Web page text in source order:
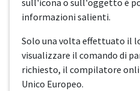
sull'icona o sull'oggetto è
informazioni salienti.
Solo una volta effettuato il
visualizzare il comando di
richiesto, il compilatore
Unico Europeo.